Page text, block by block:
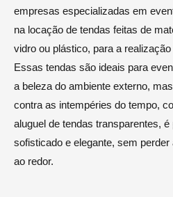
empresas especializadas em
na locação de tendas feitas de
vidro ou plástico, para a
Essas tendas são ideais para
a beleza do ambiente externo,
contra as intempéries do tempo,
aluguel de tendas transparentes,
sofisticado e elegante, sem
ao redor.